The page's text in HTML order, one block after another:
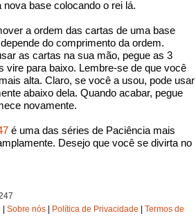
nova base colocando o rei lá.
a ordem das cartas de uma base
do comprimento da ordem.
as cartas na sua mão, pegue as 3
vire para baixo. Lembre-se de que você
alta. Claro, se você a usou, pode usar
abaixo dela. Quando acabar, pegue
novamente.
é uma das séries de Paciência mais
Desejo que você se divirta no
Sobre nós Política de Privacidade Termos de